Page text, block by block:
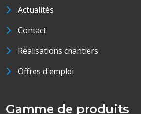
Actualités
Contact
Réalisations chantiers
Offres d'emploi
Gamme de produits